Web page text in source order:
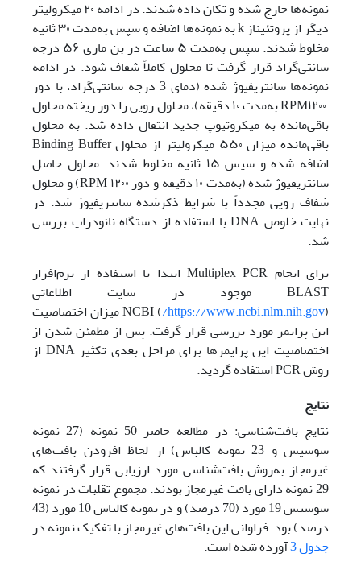
نمونه‌ها خارج شده و تکان داده شدند. در ادامه ۲۰ میکرولیتر
دیگر از پروتئیناز k به نمونه‌ها اضافه و سپس به‌مدت ۳۰ ثانیه
مخلوط شدند. سپس به‌مدت ۵ ساعت در بن ماری ۵۶ درجه
سانتی‌گراد قرار گرفت تا محلول کاملاً شفاف شود. در ادامه
نمونه‌ها سانتریفیوژ شده (دمای 3 درجه سانتی‌گراد، با دور
RPM۱۲۰۰ به‌مدت ۱۰ دقیقه)، محلول رویی را دور ریخته محلول
باقی‌مانده به میکروتیوپ جدید انتقال داده شد. به محلول
باقی‌مانده میزان ۵۵۰ میکرولیتر از محلول Binding Buffer
اضافه شده و سپس ۱۵ ثانیه مخلوط شدند. محلول حاصل
سانتریفیوژ شده (به‌مدت ۱۰ دقیقه و دور RPM ۱۲۰۰) و محلول
شفاف رویی مجدداً با شرایط ذکرشده سانتریفیوژ شد. در
نهایت خلوص DNA با استفاده از دستگاه نانودراپ بررسی
شد.
برای انجام Multiplex PCR ابتدا با استفاده از نرم‌افزار
BLAST موجود در سایت اطلاعاتی
(
https://www.ncbi.nlm.nih.gov/
) NCBI میزان اختصاصیت
این پرایمر مورد بررسی قرار گرفت. پس از مطمئن شدن از
اختصاصیت این پرایمرها برای مراحل بعدی تکثیر DNA از
روش PCR استفاده گردید.
نتایج
نتایج بافت‌شناسی: در مطالعه حاضر 50 نمونه (27 نمونه
سوسیس و 23 نمونه کالباس) از لحاظ افزودن بافت‌های
غیرمجاز به‌روش بافت‌شناسی مورد ارزیابی قرار گرفتند که
29 نمونه دارای بافت غیرمجاز بودند. مجموع تقلبات در نمونه
سوسیس 19 مورد (70 درصد) و در نمونه کالباس 10 مورد (43
درصد) بود. فراوانی این بافت‌های غیرمجاز با تفکیک نمونه در
جدول 3 آورده شده است.